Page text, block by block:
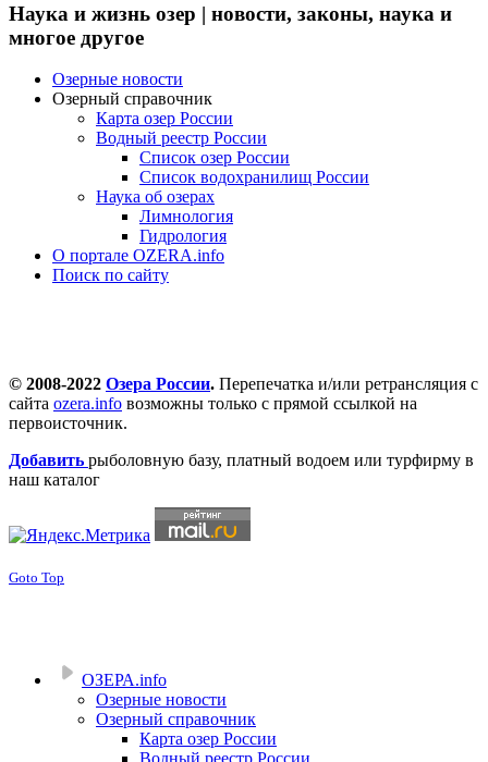
Наука и жизнь озер | новости, законы, наука и
многое другое
Озерные новости
Озерный справочник
Карта озер России
Водный реестр России
Список озер России
Список водохранилищ России
Наука об озерах
Лимнология
Гидрология
О портале OZERA.info
Поиск по сайту
© 2008-2022 Озера России. Перепечатка и/или ретрансляция с
сайта ozera.info возможны только с прямой ссылкой на
первоисточник.
Добавить рыболовную базу, платный водоем или турфирму в
наш каталог
Goto Top
ОЗЕРА.info
Озерные новости
Озерный справочник
Карта озер России